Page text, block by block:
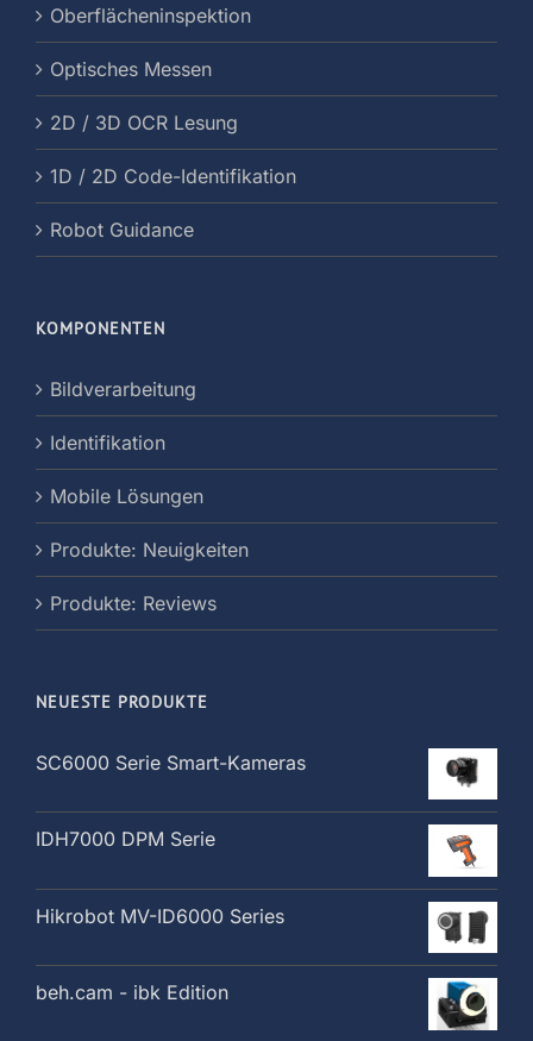
Oberflächeninspektion
Optisches Messen
2D / 3D OCR Lesung
1D / 2D Code-Identifikation
Robot Guidance
KOMPONENTEN
Bildverarbeitung
Identifikation
Mobile Lösungen
Produkte: Neuigkeiten
Produkte: Reviews
NEUESTE PRODUKTE
SC6000 Serie Smart-Kameras
IDH7000 DPM Serie
Hikrobot MV-ID6000 Series
beh.cam - ibk Edition